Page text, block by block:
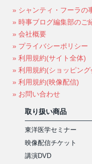
» シャンティ・フーラの
» 時事ブログ編集部のご
» 会社概要
» プライバシーポリシー
» 利用規約(サイト全体)
» 利用規約(ショッピング
» 利用規約(映像配信)
» お問い合わせ
取り扱い商品
東洋医学セミナー
映像配信チケット
講演DVD